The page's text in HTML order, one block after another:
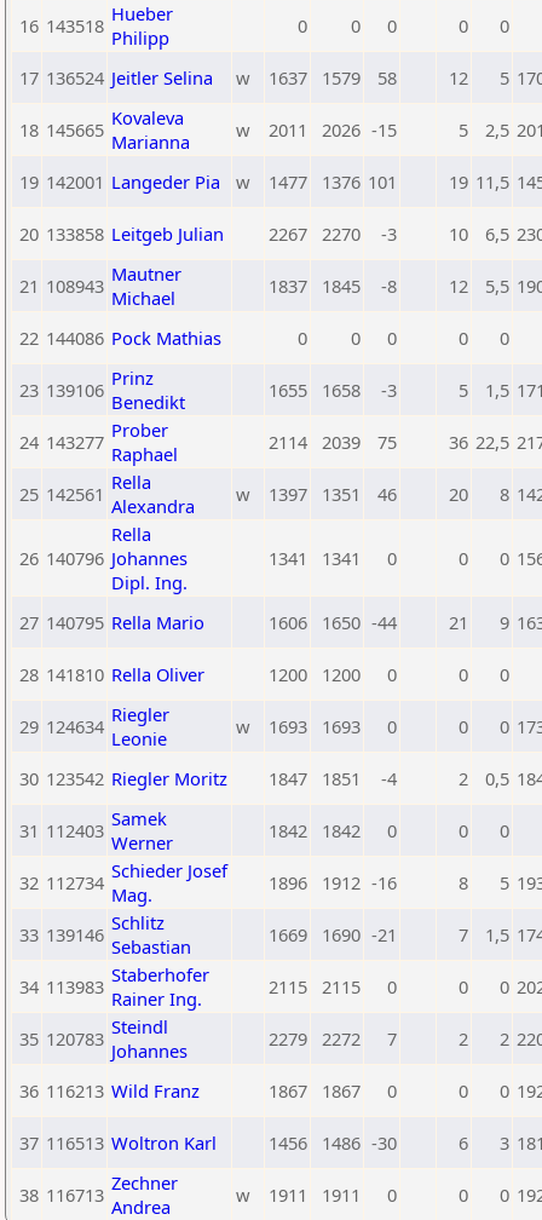
16 143518 Hueber
Philipp
0 0 0 0 0
17 136524 Jeitler Selina w 1637 1579 58 12 5
18 145665 Kovaleva
Marianna
w 2011 2026 -15 5 2,5
19 142001 Langeder Pia w 1477 1376 101 19 11,5
20 133858 Leitgeb Julian 2267 2270 -3 10 6,5
21 108943 Mautner
Michael
1837 1845 -8 12 5,5
22 144086 Pock Mathias 0 0 0 0 0
23 139106 Prinz
Benedikt
1655 1658 -3 5 1,5
24 143277 Prober
Raphael
2114 2039 75 36 22,5
25 142561 Rella
Alexandra
w 1397 1351 46 20 8
26 140796
Rella
Johannes
Dipl. Ing.
1341 1341 0 0 0
27 140795 Rella Mario 1606 1650 -44 21 9
28 141810 Rella Oliver 1200 1200 0 0 0
29 124634 Riegler
Leonie
w 1693 1693 0 0 0
30 123542 Riegler Moritz 1847 1851 -4 2 0,5
31 112403 Samek
Werner
1842 1842 0 0 0
32 112734 Schieder Josef
Mag.
1896 1912 -16 8 5
33 139146 Schlitz
Sebastian
1669 1690 -21 7 1,5
34 113983 Staberhofer
Rainer Ing.
2115 2115 0 0 0
35 120783 Steindl
Johannes
2279 2272 7 2 2
36 116213 Wild Franz 1867 1867 0 0 0
37 116513 Woltron Karl 1456 1486 -30 6 3
38 116713 Zechner
Andrea
w 1911 1911 0 0 0